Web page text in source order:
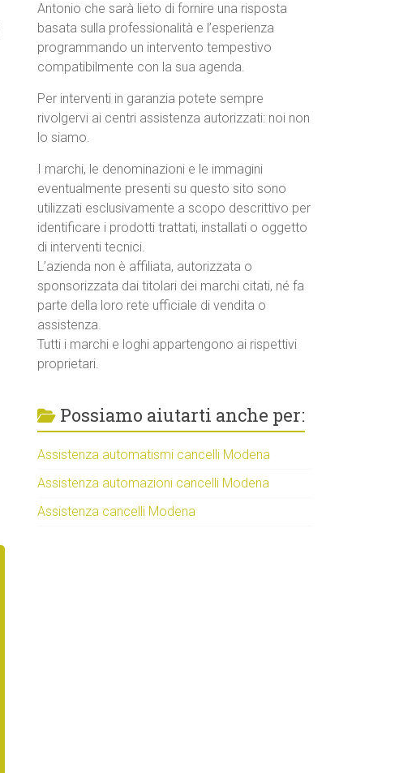
Antonio che sarà lieto di fornire una risposta
basata sulla professionalità e l’esperienza
programmando un intervento tempestivo
compatibilmente con la sua agenda.
Per interventi in garanzia potete sempre
rivolgervi ai centri assistenza autorizzati: noi non
lo siamo.
I marchi, le denominazioni e le immagini
eventualmente presenti su questo sito sono
utilizzati esclusivamente a scopo descrittivo per
identificare i prodotti trattati, installati o oggetto
di interventi tecnici.
L’azienda non è affiliata, autorizzata o
sponsorizzata dai titolari dei marchi citati, né fa
parte della loro rete ufficiale di vendita o
assistenza.
Tutti i marchi e loghi appartengono ai rispettivi
proprietari.
Possiamo aiutarti anche per:
Assistenza automatismi cancelli Modena
Assistenza automazioni cancelli Modena
Assistenza cancelli Modena